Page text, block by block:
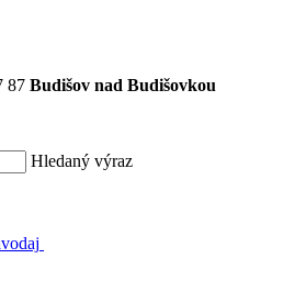
87 Budišov nad Budišovkou
Hledaný výraz